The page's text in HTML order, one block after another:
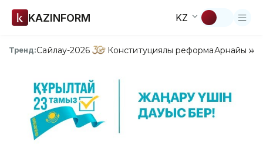
KAZINFORM KZ
Тренд:Сайлау-2026 Конституциялық реформаАрнайы